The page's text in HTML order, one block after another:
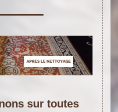
sur toutes